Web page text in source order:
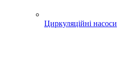
Циркуляційні насоси